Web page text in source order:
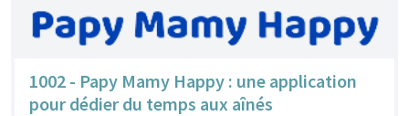
1002 - Papy Mamy Happy : une application
pour dédier du temps aux aînés